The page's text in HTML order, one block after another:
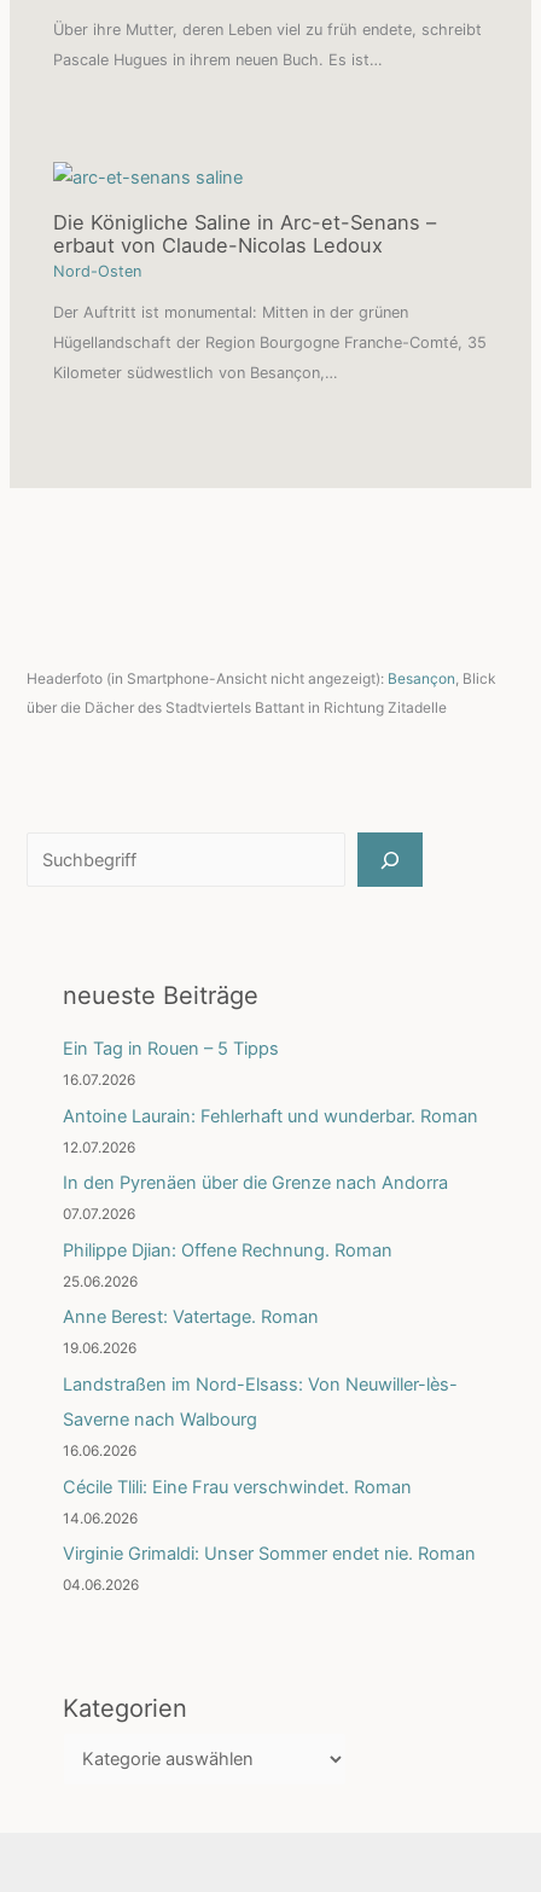
Über ihre Mutter, deren Leben viel zu früh endete, schreibt
Pascale Hugues in ihrem neuen Buch. Es ist…
Die Königliche Saline in Arc-et-Senans –
erbaut von Claude-Nicolas Ledoux
Nord-Osten
Der Auftritt ist monumental: Mitten in der grünen
Hügellandschaft der Region Bourgogne Franche-Comté, 35
Kilometer südwestlich von Besançon,…
Headerfoto (in Smartphone-Ansicht nicht angezeigt): Besançon , Blick
über die Dächer des Stadtviertels Battant in Richtung Zitadelle
Suchen
neueste Beiträge
Ein Tag in Rouen – 5 Tipps
16.07.2026
Antoine Laurain: Fehlerhaft und wunderbar. Roman
12.07.2026
In den Pyrenäen über die Grenze nach Andorra
07.07.2026
Philippe Djian: Offene Rechnung. Roman
25.06.2026
Anne Berest: Vatertage. Roman
19.06.2026
Landstraßen im Nord-Elsass: Von Neuwiller-lès-
Saverne nach Walbourg
16.06.2026
Cécile Tlili: Eine Frau verschwindet. Roman
14.06.2026
Virginie Grimaldi: Unser Sommer endet nie. Roman
04.06.2026
Kategorien